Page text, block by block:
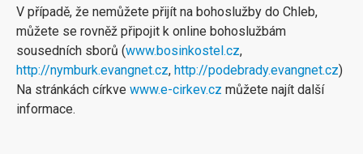
V případě, že nemůžete přijít na bohoslužby do Chleb,
můžete se rovněž připojit k online bohoslužbám
sousedních sborů (www.bosinkostel.cz,
http://nymburk.evangnet.cz, http://podebrady.evangnet.cz)
Na stránkách církve www.e-cirkev.cz můžete najít další
informace.